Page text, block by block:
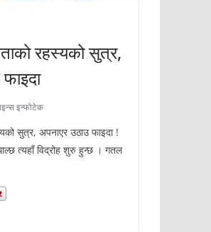
रहस्यको सुत्र,
इन्फोटेक
सुत्र, अपनाएर उठाउ फाइदा !
त्यहाँ विद्रोह शुरु हुन्छ । गतल